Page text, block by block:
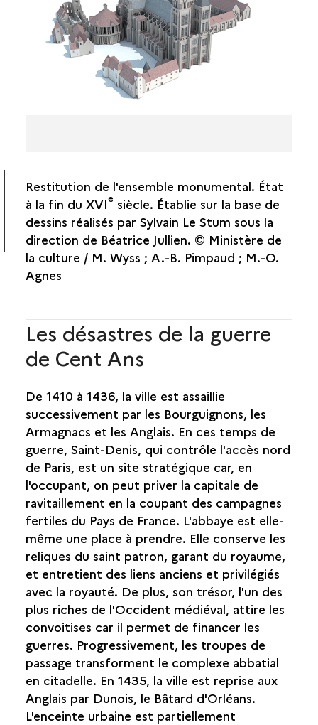
Restitution de l'ensemble monumental. État
à la fin du XVIe siècle. Établie sur la base de
dessins réalisés par Sylvain Le Stum sous la
direction de Béatrice Jullien. © Ministère de
la culture / M. Wyss ; A.-B. Pimpaud ; M.-O.
Agnes
Les désastres de la guerre
de Cent Ans
De 1410 à 1436, la ville est assaillie
successivement par les Bourguignons, les
Armagnacs et les Anglais. En ces temps de
guerre, Saint-Denis, qui contrôle l'accès nord
de Paris, est un site stratégique car, en
l'occupant, on peut priver la capitale de
ravitaillement en la coupant des campagnes
fertiles du Pays de France. L'abbaye est elle-
même une place à prendre. Elle conserve les
reliques du saint patron, garant du royaume,
et entretient des liens anciens et privilégiés
avec la royauté. De plus, son trésor, l'un des
plus riches de l'Occident médiéval, attire les
convoitises car il permet de financer les
guerres. Progressivement, les troupes de
passage transforment le complexe abbatial
en citadelle. En 1435, la ville est reprise aux
Anglais par Dunois, le Bâtard d'Orléans.
L'enceinte urbaine est partiellement